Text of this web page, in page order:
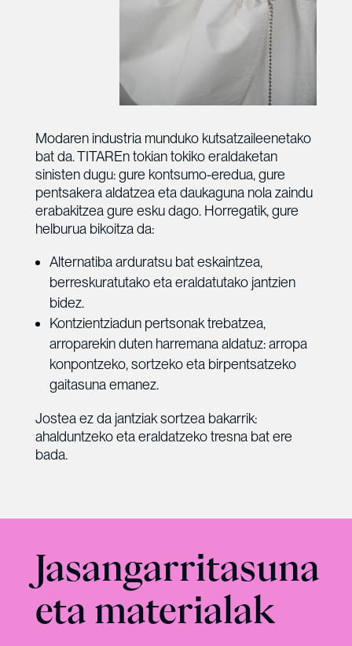
Modaren industria munduko kutsatzaileenetako
bat da. TITAREn tokian tokiko eraldaketan
sinisten dugu: gure kontsumo-eredua, gure
pentsakera aldatzea eta daukaguna nola zaindu
erabakitzea gure esku dago. Horregatik, gure
helburua bikoitza da:
Alternatiba arduratsu bat eskaintzea,
berreskuratutako eta eraldatutako jantzien
bidez.
Kontzientziadun pertsonak trebatzea,
arroparekin duten harremana aldatuz: arropa
konpontzeko, sortzeko eta birpentsatzeko
gaitasuna emanez.
Jostea ez da jantziak sortzea bakarrik:
ahalduntzeko eta eraldatzeko tresna bat ere
bada.
Jasangarritasuna
eta materialak